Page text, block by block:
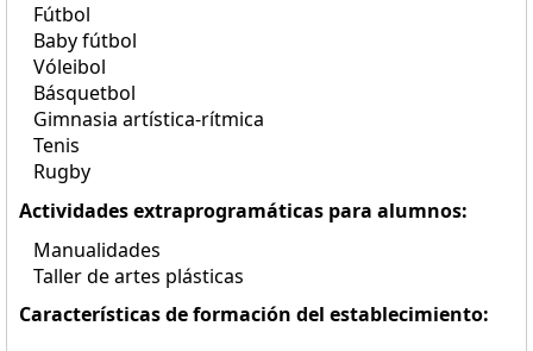
Fútbol
Baby fútbol
Vóleibol
Básquetbol
Gimnasia artística-rítmica
Tenis
Rugby
Actividades extraprogramáticas para alumnos:
Manualidades
Taller de artes plásticas
Características de formación del establecimiento: